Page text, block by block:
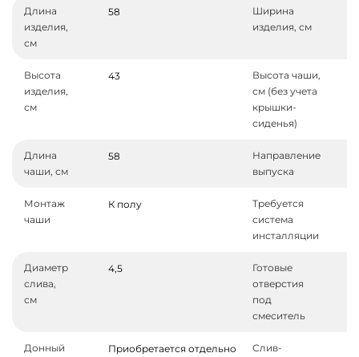
Длина
изделия,
см
58
Ширина
изделия, см
Высота
изделия,
см
43
Высота чаши,
см (без учета
крышки-
сиденья)
Длина
чаши, см
58
Направление
выпуска
Монтаж
чаши
К полу
Требуется
система
инсталляции
Диаметр
слива,
см
4,5
Готовые
отверстия
под
смеситель
Донный Приобретается отдельно Слив-